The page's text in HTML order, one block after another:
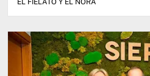
EL FIELATO Y EL NORA